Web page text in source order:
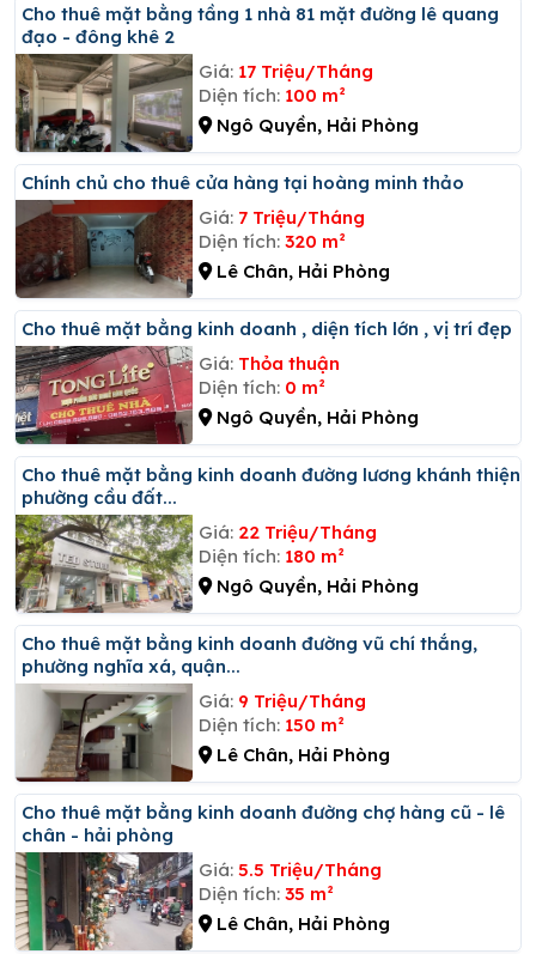
Cho thuê mặt bằng tầng 1 nhà 81 mặt đường lê quang
đạo - đông khê 2
Giá: 17 Triệu/Tháng
Diện tích: 100 m²
Ngô Quyền, Hải Phòng
Chính chủ cho thuê cửa hàng tại hoàng minh thảo
Giá: 7 Triệu/Tháng
Diện tích: 320 m²
Lê Chân, Hải Phòng
Cho thuê mặt bằng kinh doanh , diện tích lớn , vị trí đẹp
Giá: Thỏa thuận
Diện tích: 0 m²
Ngô Quyền, Hải Phòng
Cho thuê mặt bằng kinh doanh đường lương khánh thiện
phường cầu đất...
Giá: 22 Triệu/Tháng
Diện tích: 180 m²
Ngô Quyền, Hải Phòng
Cho thuê mặt bằng kinh doanh đường vũ chí thắng,
phường nghĩa xá, quận...
Giá: 9 Triệu/Tháng
Diện tích: 150 m²
Lê Chân, Hải Phòng
Cho thuê mặt bằng kinh doanh đường chợ hàng cũ - lê
chân - hải phòng
Giá: 5.5 Triệu/Tháng
Diện tích: 35 m²
Lê Chân, Hải Phòng